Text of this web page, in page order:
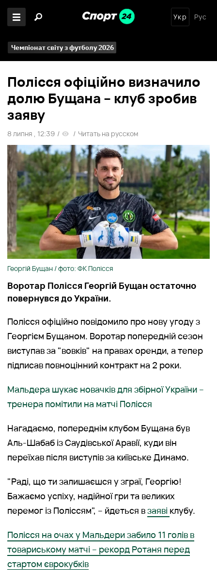
Укр Рус
Чемпіонат світу з футболу 2026
Полісся офіційно визначило
долю Бущана – клуб зробив
заяву
8 липня , 12:39 / / Читать на русском
Георгій Бущан / фото: ФК Полісся
Воротар Полісся Георгій Бущан остаточно
повернувся до України.
Полісся офіційно повідомило про нову угоду з
Георгієм Бущаном. Воротар попередній сезон
виступав за "вовків" на правах оренди, а тепер
підписав повноцінний контракт на 2 роки.
Мальдера шукає новачків для збірної України –
тренера помітили на матчі Полісся
Нагадаємо, попереднім клубом Бущана був
Аль-Шабаб із Саудівської Аравії, куди він
переїхав після виступів за київське Динамо.
"Раді, що ти залишаєшся у зграї, Георгію!
Бажаємо успіху, надійної гри та великих
перемог із Поліссям", – йдеться взаяві клубу.
Полісся на очах у Мальдери забило 11 голів в
товариському матчі – рекорд Ротаня перед
стартом єврокубків